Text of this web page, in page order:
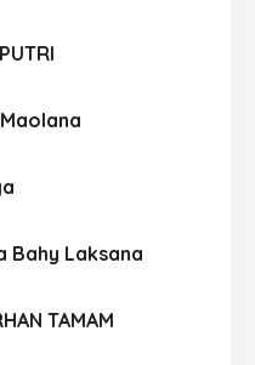
Bahy Laksana
TAMAM